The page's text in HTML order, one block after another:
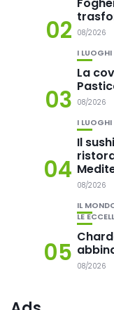
02 08/2026
03
I
La
08/2026
04
I
Il
08/2026
05
IL
LE
08/2026